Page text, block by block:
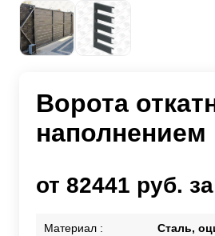
Ворота
наполнением
от 82441 руб.
Материал : Сталь,